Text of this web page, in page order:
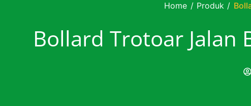
Home / Produk /
Bollard Trotoar Jalan